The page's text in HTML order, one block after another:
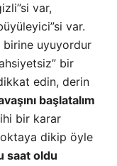
var,
var.
birine uyuyordur
bir
edin, derin
başlatalım
bir karar
dikip öyle
saat oldu